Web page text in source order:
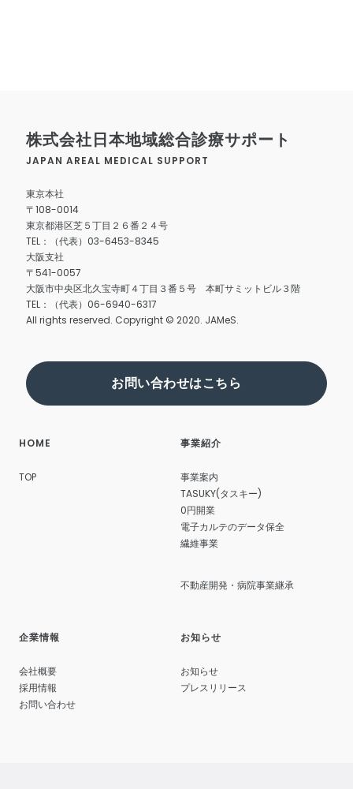
株式会社日本地域総合診療サポート
JAPAN AREAL MEDICAL SUPPORT
東京本社
〒108-0014
東京都港区芝５丁目２６番２４号
TEL：（代表）03-6453-8345
大阪支社
〒541-0057
大阪市中央区北久宝寺町４丁目３番５号 本町サミットビル３階
TEL：（代表）06-6940-6317
All rights reserved. Copyright © 2020. JAMeS.
お問い合わせはこちら
HOME
TOP
事業紹介
事業案内
TASUKY(タスキー)
0円開業
電子カルテのデータ保全
繊維事業
不動産開発・病院事業継承
企業情報
会社概要
採用情報
お問い合わせ
お知らせ
お知らせ
プレスリリース